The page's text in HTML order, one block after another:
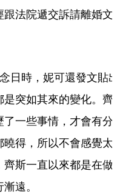
法院遞交訴請離婚文
日時，妮可還發文貼
突如其來的變化。齊
一些事情，才會有分
得，所以不會感覺太
斯一直以來都是在做
遠。